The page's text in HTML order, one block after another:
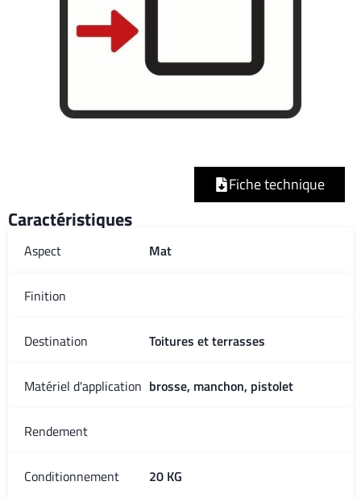
Fiche technique
Caractéristiques
Aspect Mat
Finition
Destination Toitures et terrasses
Matériel d'application brosse, manchon, pistolet
Rendement
Conditionnement 20 KG